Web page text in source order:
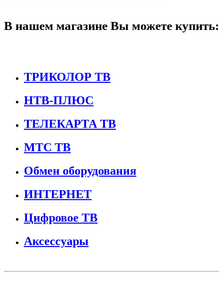
В нашем магазине Вы можете купить:
ТРИКОЛОР ТВ
НТВ-ПЛЮС
ТЕЛЕКАРТА ТВ
МТС ТВ
Обмен оборудования
ИНТЕРНЕТ
Цифровое ТВ
Аксессуары